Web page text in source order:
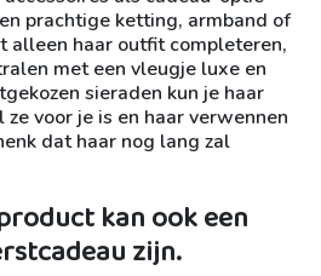
prachtige ketting, armband of
alleen haar outfit completeren,
met een vleugje luxe en
sieraden kun je haar
voor je is en haar verwennen
dat haar nog lang zal
kan ook een
zijn.